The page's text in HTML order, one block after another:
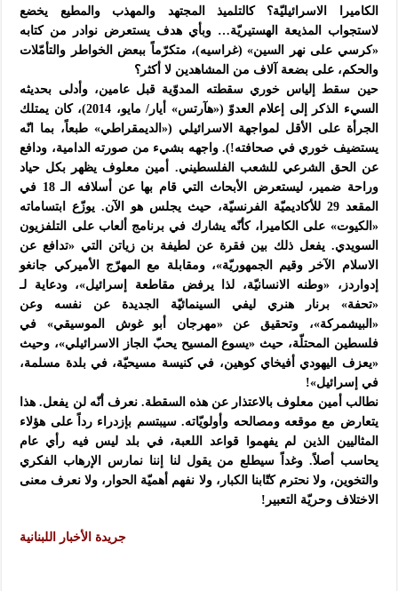
الكاميرا الاسرائيليّة؟ كالتلميذ المجتهد والمهذب والمطيع يخضع
لاستجواب المذيعة الهستيريّة… وبأي هدف يستعرض نوادر من كتابه
«كرسي على نهر السين» (غراسيه)، متكرّماً ببعض الخواطر والتأمّلات
والحكم، على بضعة آلاف من المشاهدين لا أكثر؟
حين سقط إلياس خوري سقطته المدوّية قبل عامين، وأدلى بحديثه
السيء الذكر إلى إعلام العدوّ («هآرتس» أيار/ مايو، 2014)، كان يمتلك
الجرأة على الأقل لمواجهة الاسرائيلي («الديمقراطي» طبعاً، بما انّه
يستضيف خوري في صحافته!). واجهه بشيء من صورته الدامية، ودافع
عن الحق الشرعي للشعب الفلسطيني. أمين معلوف يظهر بكل حياد
وراحة ضمير، ليستعرض الأبحاث التي قام بها عن أسلافه الـ 18 في
المقعد 29 للأكاديميّة الفرنسيّة، حيث يجلس هو الآن. يوزّع ابتساماته
«الكيوت» على الكاميرا، كأنّه يشارك في برنامج ألعاب على التلفزيون
السويدي. يفعل ذلك بين فقرة عن لطيفة بن زياتن التي «تدافع عن
الاسلام الآخر وقيم الجمهوريّة»، ومقابلة مع المهرّج الأميركي جانغو
إدواردز، «وطنه الانسانيّة، لذا يرفض مقاطعة إسرائيل»، ودعاية لـ
«تحفة» برنار هنري ليفي السينمائيّة الجديدة عن نفسه وعن
«البيشمركة»، وتحقيق عن «مهرجان أبو غوش الموسيقي» في
فلسطين المحتلّة، حيث «يسوع المسيح يحبّ الجاز الاسرائيلي»، وحيث
«يعزف اليهودي أفيخاي كوهين، في كنيسة مسيحيّة، في بلدة مسلمة،
في إسرائيل»!
نطالب أمين معلوف بالاعتذار عن هذه السقطة. نعرف أنّه لن يفعل. هذا
يتعارض مع موقعه ومصالحه وأولويّاته. سيبتسم بإزدراء رداً على هؤلاء
المثاليين الذين لم يفهموا قواعد اللعبة، في بلد ليس فيه رأي عام
يحاسب أصلاً. وغداً سيطلع من يقول لنا إننا نمارس الإرهاب الفكري
والتخوين، ولا نحترم كتّابنا الكبار، ولا نفهم أهميّة الحوار، ولا نعرف معنى
الاختلاف وحريّة التعبير!
جريدة الأخبار اللبنانية